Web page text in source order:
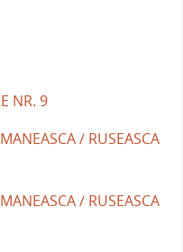
NR. 9
/ RUSEASCA
/ RUSEASCA